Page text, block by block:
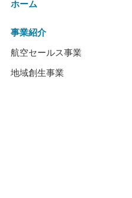
ホーム
事業紹介
航空セールス事業
地域創生事業